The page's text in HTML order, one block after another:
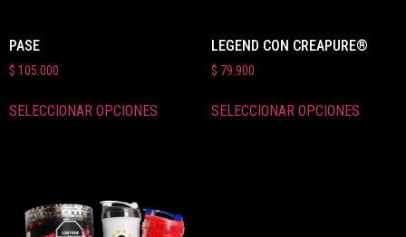
PASE
$ 105.000
SELECCIONAR OPCIONES
LEGEND CON CREAPURE®
$ 79.900
SELECCIONAR OPCIONES